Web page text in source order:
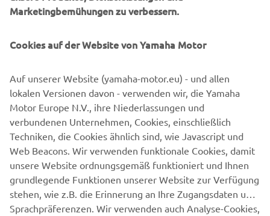
Marketingbemühungen zu verbessern.
Cookies auf der Website von Yamaha Motor
Auf unserer Website (yamaha-motor.eu) - und allen
lokalen Versionen davon - verwenden wir, die Yamaha
Motor Europe N.V., ihre Niederlassungen und
verbundenen Unternehmen, Cookies, einschließlich
Techniken, die Cookies ähnlich sind, wie Javascript und
Web Beacons. Wir verwenden funktionale Cookies, damit
unsere Website ordnungsgemäß funktioniert und Ihnen
grundlegende Funktionen unserer Website zur Verfügung
stehen, wie z.B. die Erinnerung an Ihre Zugangsdaten und
Sprachpräferenzen. Wir verwenden auch Analyse-Cookies,